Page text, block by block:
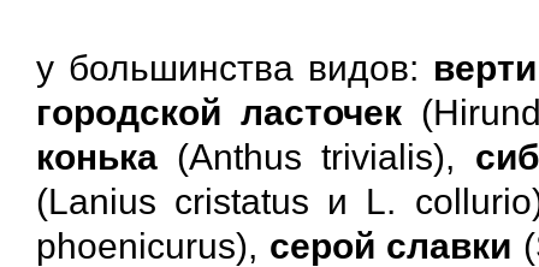
у большинства видов:
городской ласточек
конька (Anthus trivialis),
(Lanius cristatus и L.
phoenicurus), серой славки